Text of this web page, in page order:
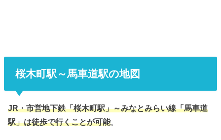
桜木町駅～馬車道駅の地図
JR・市営地下鉄「桜木町駅」～みなとみらい線「馬車道
駅」は徒歩で行くことが可能。